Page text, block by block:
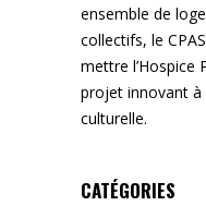
ensemble de
collectifs, le
mettre l’Hospice
projet innovant
culturelle.
CATÉGORIES